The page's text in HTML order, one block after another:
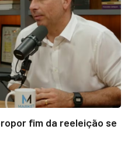
fim da reeleição se